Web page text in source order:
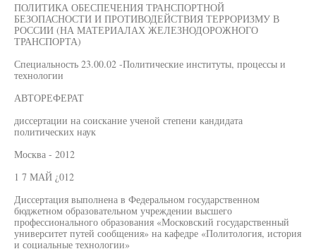
ПОЛИТИКА ОБЕСПЕЧЕНИЯ ТРАНСПОРТНОЙ
БЕЗОПАСНОСТИ И ПРОТИВОДЕЙСТВИЯ ТЕРРОРИЗМУ В
РОССИИ (НА МАТЕРИАЛАХ ЖЕЛЕЗНОДОРОЖНОГО
ТРАНСПОРТА)
Специальность 23.00.02 -Политические институты, процессы и
технологии
АВТОРЕФЕРАТ
диссертации на соискание ученой степени кандидата
политических наук
Москва - 2012
1 7 МАЙ ¿012
Диссертация выполнена в Федеральном государственном
бюджетном образовательном учреждении высшего
профессионального образования «Московский государственный
университет путей сообщения» на кафедре «Политология, история
и социальные технологии»